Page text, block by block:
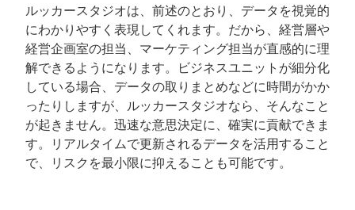
ルッカースタジオは、前述のとおり、データを視覚的
にわかりやすく表現してくれます。だから、経営層や
経営企画室の担当、マーケティング担当が直感的に理
解できるようになります。ビジネスユニットが細分化
している場合、データの取りまとめなどに時間がかか
ったりしますが、ルッカースタジオなら、そんなこと
が起きません。迅速な意思決定に、確実に貢献できま
す。リアルタイムで更新されるデータを活用すること
で、リスクを最小限に抑えることも可能です。